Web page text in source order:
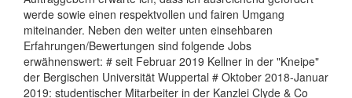
werde sowie einen respektvollen und fairen Umgang
miteinander. Neben den weiter unten einsehbaren
Erfahrungen/Bewertungen sind folgende Jobs
erwähnenswert: # seit Februar 2019 Kellner in der "Kneipe"
der Bergischen Universität Wuppertal # Oktober 2018-Januar
2019: studentischer Mitarbeiter in der Kanzlei Clyde & Co